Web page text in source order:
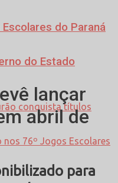
do Paraná
do Estado
lançar
abril de
para